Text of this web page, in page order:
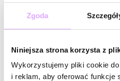
Zgoda
Niniejsza strona korzysta z
Wykorzystujemy pliki cookie
i reklam, aby oferować funkcje
98,00 zł
Wysyłka do 2 dni roboczych
Opis produktu